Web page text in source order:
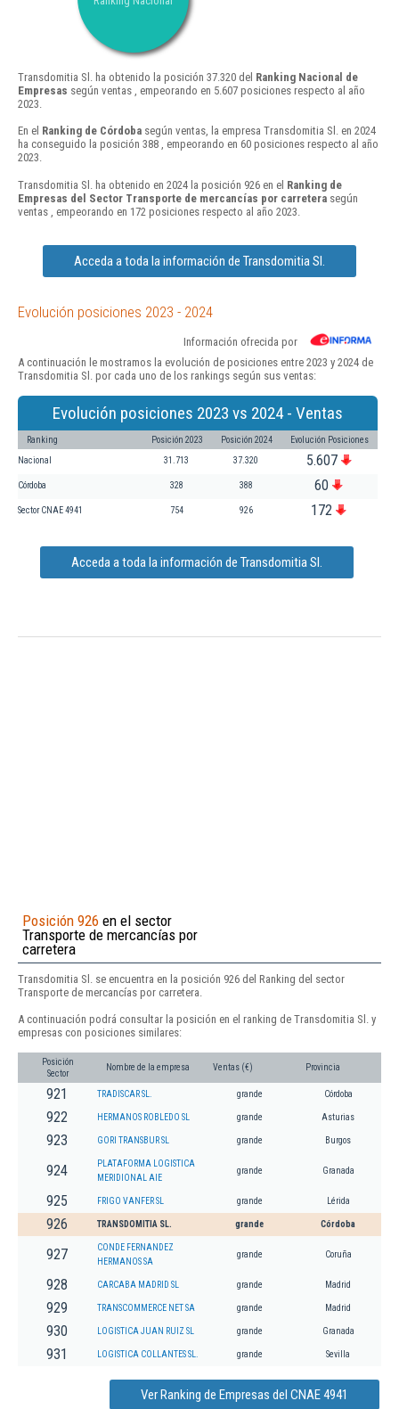
Transdomitia Sl. ha obtenido la posición 37.320 del Ranking Nacional de
Empresas según ventas , empeorando en 5.607 posiciones respecto al año
2023.
En el Ranking de Córdoba según ventas, la empresa Transdomitia Sl. en 2024
ha conseguido la posición 388 , empeorando en 60 posiciones respecto al año
2023.
Transdomitia Sl. ha obtenido en 2024 la posición 926 en el Ranking de
Empresas del Sector Transporte de mercancías por carretera según
ventas , empeorando en 172 posiciones respecto al año 2023.
Acceda a toda la información de Transdomitia Sl.
Evolución posiciones 2023 - 2024
Información ofrecida por
A continuación le mostramos la evolución de posiciones entre 2023 y 2024 de
Transdomitia Sl. por cada uno de los rankings según sus ventas:
Evolución posiciones 2023 vs 2024 - Ventas
Ranking Posición 2023 Posición 2024 Evolución Posiciones
Nacional 31.713 37.320 5.607
Córdoba 328 388 60
Sector CNAE 4941 754 926 172
Acceda a toda la información de Transdomitia Sl.
Posición 926 en el sector
Transporte de mercancías por
carretera
Transdomitia Sl. se encuentra en la posición 926 del Ranking del sector
Transporte de mercancías por carretera.
A continuación podrá consultar la posición en el ranking de Transdomitia Sl. y
empresas con posiciones similares:
Posición
Sector
Nombre de la empresa Ventas (€) Provincia
921 TRADISCAR SL. grande Córdoba
922 HERMANOS ROBLEDO SL grande Asturias
923 GORI TRANSBUR SL grande Burgos
924
PLATAFORMA LOGISTICA
MERIDIONAL AIE
grande Granada
925 FRIGO VANFER SL grande Lérida
926 TRANSDOMITIA SL. grande Córdoba
927
CONDE FERNANDEZ
HERMANOS SA
grande Coruña
928 CARCABA MADRID SL grande Madrid
929 TRANSCOMMERCE NET SA grande Madrid
930 LOGISTICA JUAN RUIZ SL grande Granada
931 LOGISTICA COLLANTES SL. grande Sevilla
Ver Ranking de Empresas del CNAE 4941